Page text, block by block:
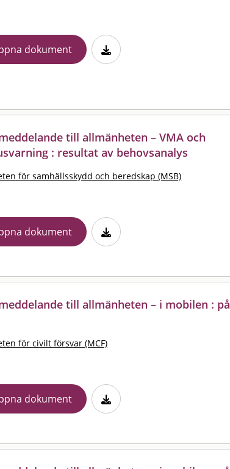
dokument
till allmänheten – VMA och
: resultat av behovsanalys
för samhällsskydd och beredskap (MSB)
dokument
till allmänheten – i mobilen : på
för civilt försvar (MCF)
dokument